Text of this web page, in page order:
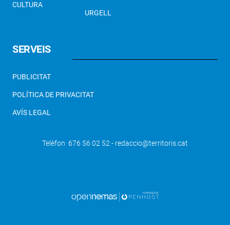
CULTURA
URGELL
SERVEIS
PUBLICITAT
POLÍTICA DE PRIVACITAT
AVÍS LEGAL
Telèfon 676 56 02 52 - redaccio@territoris.cat